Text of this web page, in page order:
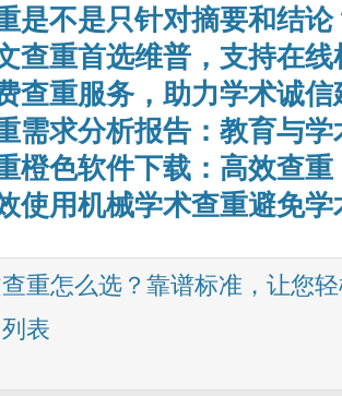
是不是只针对摘要和结论
查重首选维普，支持在线
查重服务，助力学术诚信
需求分析报告：教育与
橙色软件下载：高效查
使用机械学术查重避免学
重怎么选？靠谱标准，让您
表